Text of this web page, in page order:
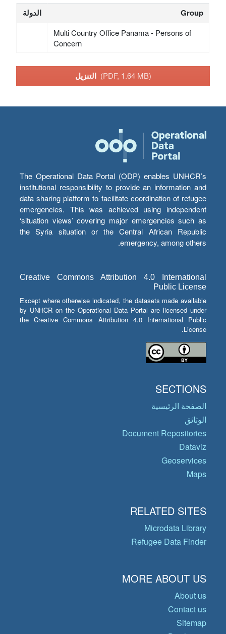
الدولة Group
Multi Country Office Panama - Persons of
Concern
التنزيل (PDF, 1.64 MB)
The Operational Data Portal (ODP) enables UNHCR’s
institutional responsibility to provide an information and
data sharing platform to facilitate coordination of refugee
emergencies. This was achieved using independent
‘situation views’ covering major emergencies such as
the Syria situation or the Central African Republic
emergency, among others.
Creative Commons Attribution 4.0 International
Public License
Except where otherwise indicated, the datasets made available
by UNHCR on the Operational Data Portal are licensed under
the Creative Commons Attribution 4.0 International Public
License.
SECTIONS
الصفحة الرئيسية
الوثائق
Document Repositories
Dataviz
Geoservices
Maps
RELATED SITES
Microdata Library
Refugee Data Finder
MORE ABOUT US
About us
Contact us
Sitemap